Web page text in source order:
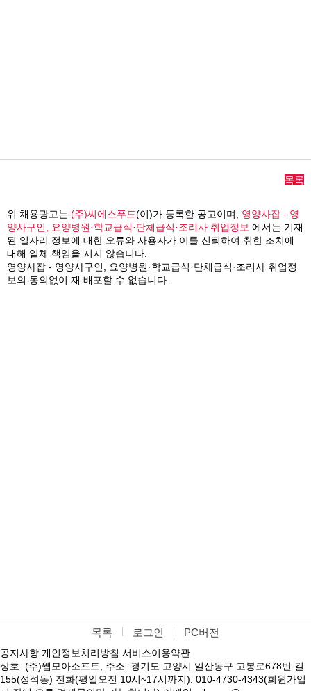
목록
위 채용광고는 (주)씨에스푸드(이)가 등록한 공고이며, 영양사잡 - 영
양사구인, 요양병원·학교급식·단체급식·조리사 취업정보 에서는 기재
된 일자리 정보에 대한 오류와 사용자가 이를 신뢰하여 취한 조치에
대해 일체 책임을 지지 않습니다.
영양사잡 - 영양사구인, 요양병원·학교급식·단체급식·조리사 취업정
보의 동의없이 재 배포할 수 없습니다.
목록 로그인 PC버전
공지사항 개인정보처리방침 서비스이용약관
상호: (주)웹모아소프트, 주소: 경기도 고양시 일산동구 고봉로678번 길
155(성석동) 전화(평일오전 10시~17시까지): 010-4730-4343(회원가입